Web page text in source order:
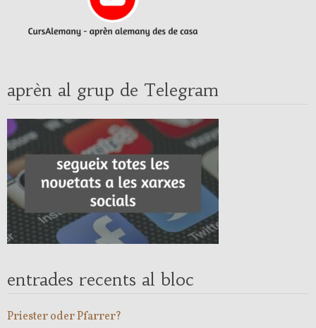
aprèn al grup de Telegram
entrades recents al bloc
Priester oder Pfarrer?